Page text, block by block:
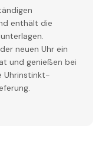
enthält die
neuen Uhr ein
und genießen bei
Uhrinstinkt-